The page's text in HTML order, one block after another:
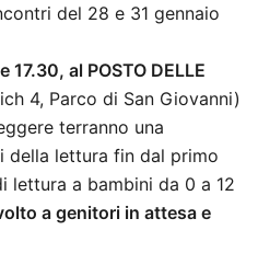
del 28 e 31 gennaio
17.30, al POSTO DELLE
4, Parco di San Giovanni)
terranno una
della lettura fin dal primo
lettura a bambini da 0 a 12
a genitori in attesa e